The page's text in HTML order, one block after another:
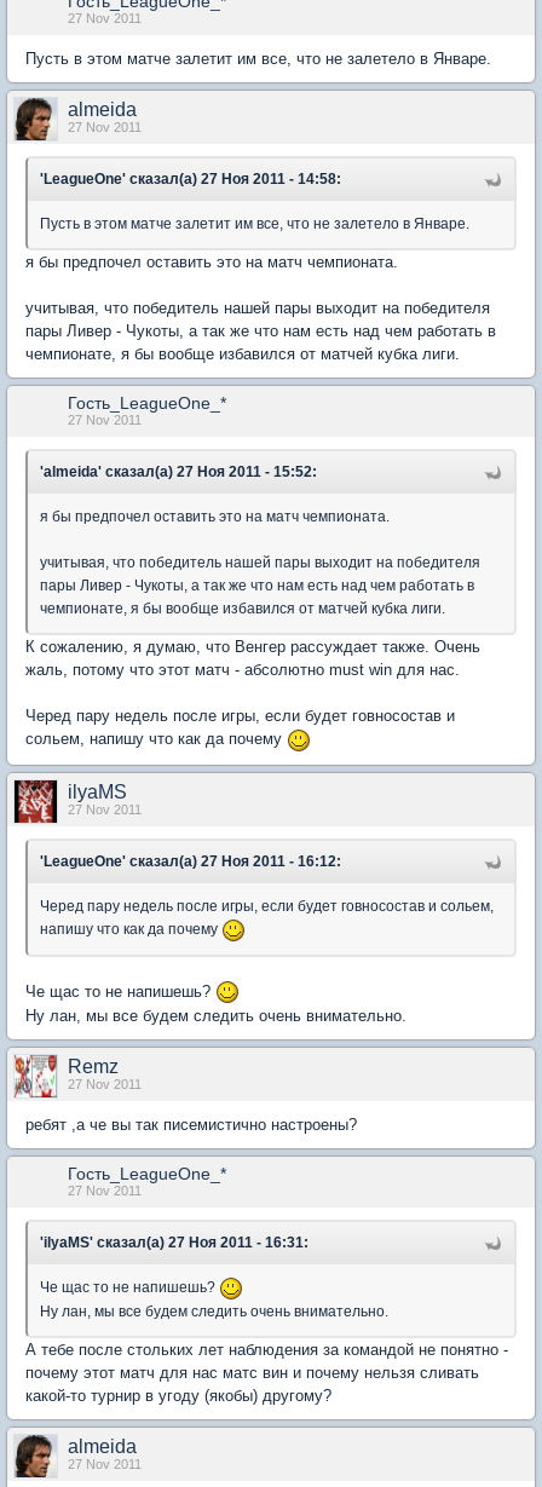
27 Nov 2011
Пусть в этом матче залетит им все, что не залетело в Январе.
almeida
27 Nov 2011
'LeagueOne' сказал(а) 27 Ноя 2011 - 14:58:
Пусть в этом матче залетит им все, что не залетело в Январе.
я бы предпочел оставить это на матч чемпионата.
учитывая, что победитель нашей пары выходит на победителя
пары Ливер - Чукоты, а так же что нам есть над чем работать в
чемпионате, я бы вообще избавился от матчей кубка лиги.
Гость_LeagueOne_*
27 Nov 2011
'almeida' сказал(а) 27 Ноя 2011 - 15:52:
я бы предпочел оставить это на матч чемпионата.
учитывая, что победитель нашей пары выходит на победителя
пары Ливер - Чукоты, а так же что нам есть над чем работать в
чемпионате, я бы вообще избавился от матчей кубка лиги.
К сожалению, я думаю, что Венгер рассуждает также. Очень
жаль, потому что этот матч - абсолютно must win для нас.
Черед пару недель после игры, если будет говносостав и
сольем, напишу что как да почему
ilyaMS
27 Nov 2011
'LeagueOne' сказал(а) 27 Ноя 2011 - 16:12:
Черед пару недель после игры, если будет говносостав и сольем,
напишу что как да почему
Че щас то не напишешь?
Ну лан, мы все будем следить очень внимательно.
Remz
27 Nov 2011
ребят ,а че вы так писемистично настроены?
Гость_LeagueOne_*
27 Nov 2011
'ilyaMS' сказал(а) 27 Ноя 2011 - 16:31:
Че щас то не напишешь?
Ну лан, мы все будем следить очень внимательно.
А тебе после стольких лет наблюдения за командой не понятно -
почему этот матч для нас матс вин и почему нельзя сливать
какой-то турнир в угоду (якобы) другому?
almeida
27 Nov 2011